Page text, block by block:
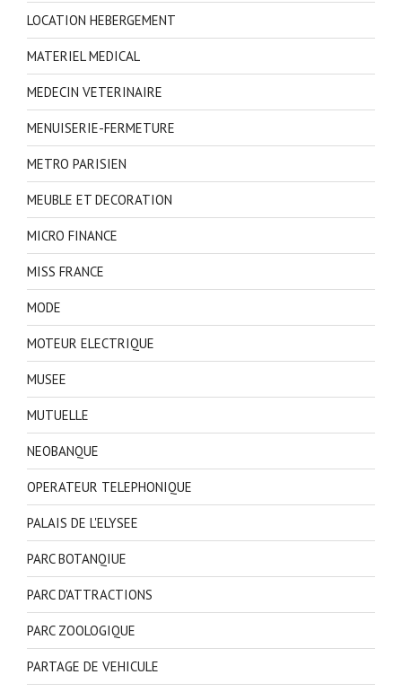
LOCATION HEBERGEMENT
MATERIEL MEDICAL
MEDECIN VETERINAIRE
MENUISERIE-FERMETURE
METRO PARISIEN
MEUBLE ET DECORATION
MICRO FINANCE
MISS FRANCE
MODE
MOTEUR ELECTRIQUE
MUSEE
MUTUELLE
NEOBANQUE
OPERATEUR TELEPHONIQUE
PALAIS DE L'ELYSEE
PARC BOTANQIUE
PARC D'ATTRACTIONS
PARC ZOOLOGIQUE
PARTAGE DE VEHICULE